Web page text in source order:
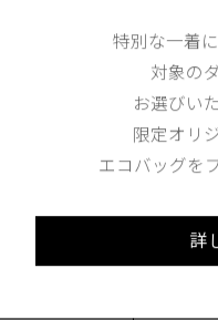
特別な一着
対象の
お選びい
限定オリ
エコバッグを
詳